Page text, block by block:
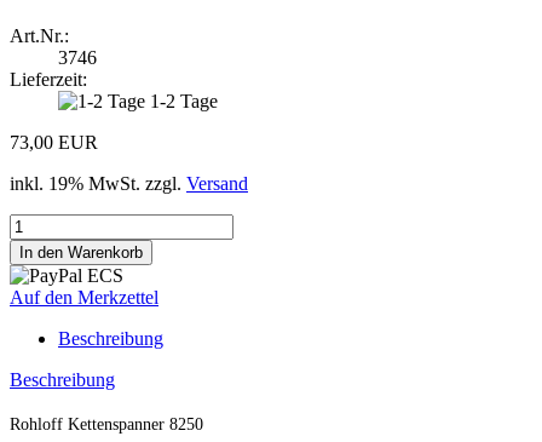
Art.Nr.:
3746
Lieferzeit:
1-2 Tage
73,00 EUR
inkl. 19% MwSt. zzgl. Versand
Auf den Merkzettel
Beschreibung
Beschreibung
Rohloff Kettenspanner 8250